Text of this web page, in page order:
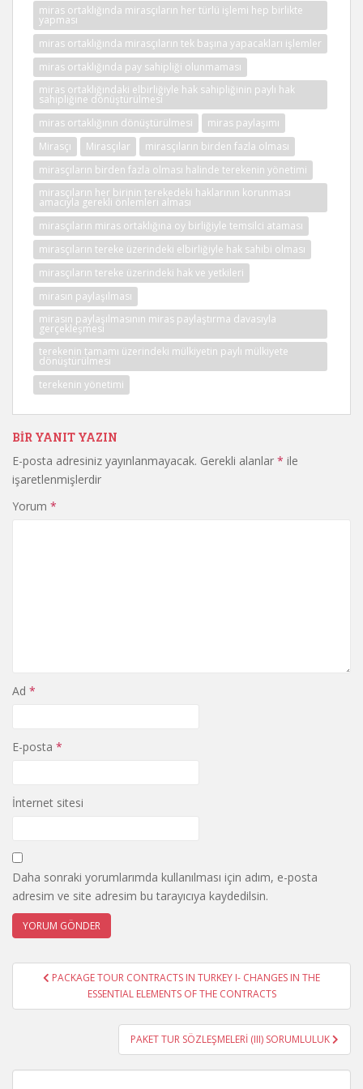
miras ortaklığında mirasçıların her türlü işlemi hep birlikte
yapması
miras ortaklığında mirasçıların tek başına yapacakları işlemler
miras ortaklığında pay sahipliği olunmaması
miras ortaklığındaki elbirliğiyle hak sahipliğinin paylı hak
sahipliğine dönüştürülmesi
miras ortaklığının dönüştürülmesi
miras paylaşımı
Mirasçı
Mirasçılar
mirasçıların birden fazla olması
mirasçıların birden fazla olması halinde terekenin yönetimi
mirasçıların her birinin terekedeki haklarının korunması
amacıyla gerekli önlemleri alması
mirasçıların miras ortaklığına oy birliğiyle temsilci ataması
mirasçıların tereke üzerindeki elbirliğiyle hak sahibi olması
mirasçıların tereke üzerindeki hak ve yetkileri
mirasın paylaşılması
mirasın paylaşılmasının miras paylaştırma davasıyla
gerçekleşmesi
terekenin tamamı üzerindeki mülkiyetin paylı mülkiyete
dönüştürülmesi
terekenin yönetimi
BIR YANIT YAZIN
E-posta adresiniz yayınlanmayacak. Gerekli alanlar * ile
işaretlenmişlerdir
Yorum *
Ad *
E-posta *
İnternet sitesi
Daha sonraki yorumlarımda kullanılması için adım, e-posta
adresim ve site adresim bu tarayıcıya kaydedilsin.
Yazı
gezinmesi
PACKAGE TOUR CONTRACTS IN TURKEY I- CHANGES IN THE
ESSENTIAL ELEMENTS OF THE CONTRACTS
PAKET TUR SÖZLEŞMELERİ (III) SORUMLULUK